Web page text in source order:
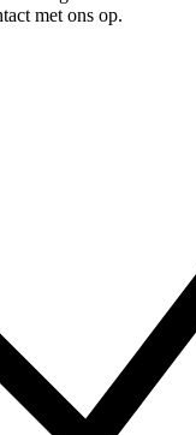
met ons op.